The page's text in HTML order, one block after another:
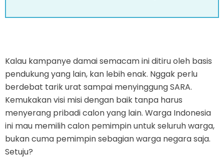
Kalau kampanye damai semacam ini ditiru oleh basis
pendukung yang lain, kan lebih enak. Nggak perlu
berdebat tarik urat sampai menyinggung SARA.
Kemukakan visi misi dengan baik tanpa harus
menyerang pribadi calon yang lain. Warga Indonesia
ini mau memilih calon pemimpin untuk seluruh warga,
bukan cuma pemimpin sebagian warga negara saja.
Setuju?